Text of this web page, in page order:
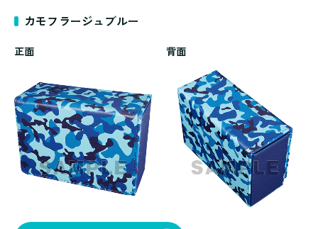
カモフラージュブルー
正面 背面